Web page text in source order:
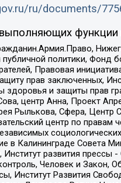
ru/documents/
функции
публичной политики,
Правовая
прав заключенных,
здоровья и защиты прав
центр Анна, Проект
Рылькова, Сфера, Центр
центр по правам
в Калининграде Совета
развития прессы
Человек и Закон,
Институт Развития